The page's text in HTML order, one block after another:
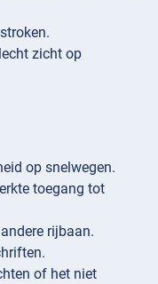
zicht op
op snelwegen.
toegang tot
rijbaan.
of het niet